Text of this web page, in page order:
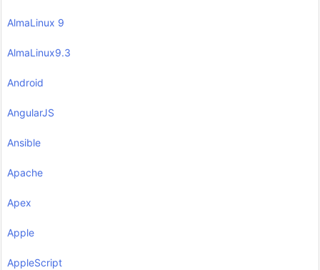
AlmaLinux 9
AlmaLinux9.3
Android
AngularJS
Ansible
Apache
Apex
Apple
AppleScript